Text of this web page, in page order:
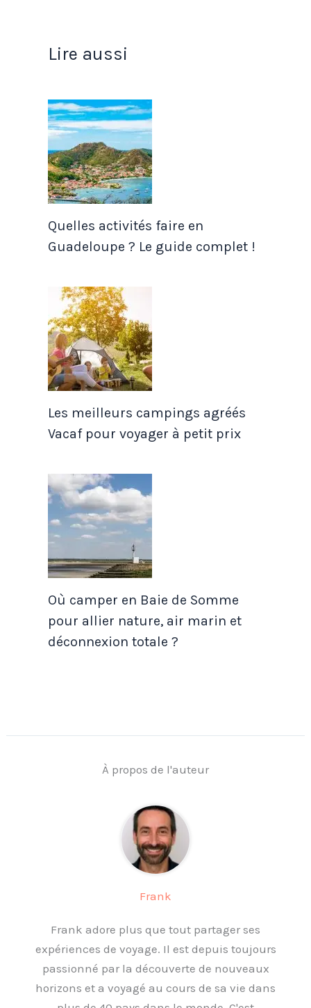
Lire aussi
Quelles activités faire en
Guadeloupe ? Le guide complet !
Les meilleurs campings agréés
Vacaf pour voyager à petit prix
Où camper en Baie de Somme
pour allier nature, air marin et
déconnexion totale ?
À propos de l'auteur
Frank
Frank adore plus que tout partager ses
expériences de voyage. Il est depuis toujours
passionné par la découverte de nouveaux
horizons et a voyagé au cours de sa vie dans